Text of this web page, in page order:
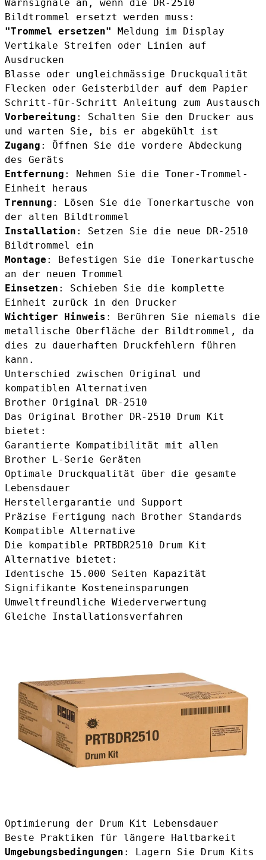
Warnsignale an, wenn die DR-2510
Bildtrommel ersetzt werden muss:
"Trommel ersetzen"
Meldung im Display
Vertikale Streifen oder Linien auf
Ausdrucken
Blasse oder ungleichmässige Druckqualität
Flecken oder Geisterbilder auf dem Papier
Schritt-für-Schritt Anleitung zum Austausch
Vorbereitung : Schalten Sie den Drucker aus
und warten Sie, bis er abgekühlt ist
Zugang : Öffnen Sie die vordere Abdeckung
des Geräts
Entfernung : Nehmen Sie die Toner-Trommel-
Einheit heraus
Trennung : Lösen Sie die Tonerkartusche von
der alten Bildtrommel
Installation : Setzen Sie die neue DR-2510
Bildtrommel ein
Montage : Befestigen Sie die Tonerkartusche
an der neuen Trommel
Einsetzen : Schieben Sie die komplette
Einheit zurück in den Drucker
Wichtiger Hinweis : Berühren Sie niemals die
metallische Oberfläche der Bildtrommel, da
dies zu dauerhaften Druckfehlern führen
kann.
Unterschied zwischen Original und
kompatiblen Alternativen
Brother Original DR-2510
Das Original Brother DR-2510 Drum Kit
bietet:
Garantierte Kompatibilität mit allen
Brother L-Serie Geräten
Optimale Druckqualität über die gesamte
Lebensdauer
Herstellergarantie und Support
Präzise Fertigung nach Brother Standards
Kompatible Alternative
Die kompatible PRTBDR2510 Drum Kit
Alternative bietet:
Identische 15.000 Seiten Kapazität
Signifikante Kosteneinsparungen
Umweltfreundliche Wiederverwertung
Gleiche Installationsverfahren
Optimierung der Drum Kit Lebensdauer
Beste Praktiken für längere Haltbarkeit
Umgebungsbedingungen : Lagern Sie Drum Kits